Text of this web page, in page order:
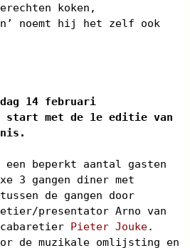
koken,
noemt hij het zelf ook
14 februari
start met de 1e editie van
een beperkt aantal gasten
3 gangen diner met
de gangen door
presentator Arno van
Pieter Jouke.
de muzikale omlijsting en